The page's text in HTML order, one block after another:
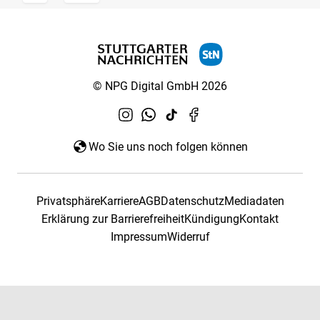
© NPG Digital GmbH 2026
Wo Sie uns noch folgen können
PrivatsphäreKarriereAGBDatenschutzMediadaten
Erklärung zur BarrierefreiheitKündigungKontakt
ImpressumWiderruf